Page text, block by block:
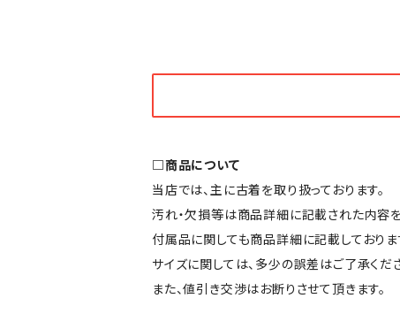
□商品について
当店では、主に古着を取り扱っております。
汚れ・欠損等は商品詳細に記載された内容
付属品に関しても商品詳細に記載しておりま
サイズに関しては、多少の誤差はご了承くだ
また、値引き交渉はお断りさせて頂きます。